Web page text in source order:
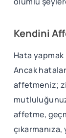
Kendini
Hata yapmak
Ancak
affetmeniz;
affetme,